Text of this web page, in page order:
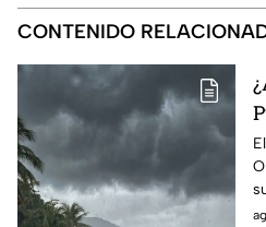
CONTENIDO